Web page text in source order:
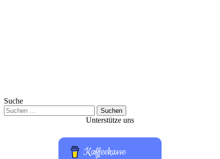
Suche
Suchen
nach:
Unterstütze uns
Kaffeekasse